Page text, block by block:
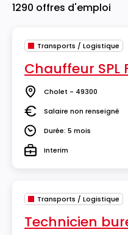
1290 offres d'emploi
Transports / Logistique
Chauffeur SPL
Lieu Cholet - 49300
SalaireSalaire non renseigné
DuréeDurée: 5 mois
TypeInterim
Transports / Logistique
Technicien